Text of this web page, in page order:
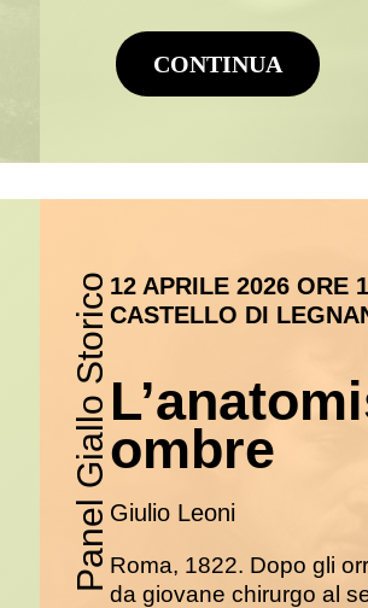
CONTINUA
Panel Giallo Storico 12 APRILE 2026 ORE
CASTELLO DI
ombre
Giulio Leoni
Roma, 1822. Dopo gli
da giovane chirurgo al